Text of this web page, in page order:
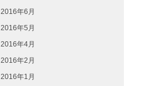
2016年6月
2016年5月
2016年4月
2016年2月
2016年1月